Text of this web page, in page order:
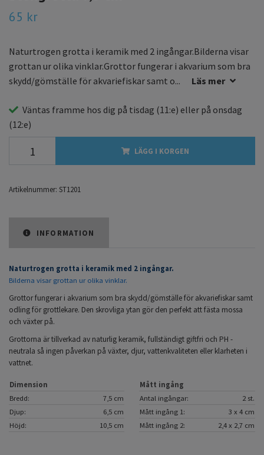
65 kr
Naturtrogen grotta i keramik med 2 ingångar.Bilderna visar
grottan ur olika vinklar.Grottor fungerar i akvarium som bra
skydd/gömställe för akvariefiskar samt o...
Läs mer
Väntas framme hos dig på tisdag (11:e) eller på onsdag
(12:e)
LÄGG I KORGEN
Artikelnummer: ST1201
INFORMATION
Naturtrogen grotta i keramik med 2 ingångar.
Bilderna visar grottan ur olika vinklar.
Grottor fungerar i akvarium som bra skydd/gömställe för akvariefiskar samt
odling för grottlekare. Den skrovliga ytan gör den perfekt att fästa mossa
och växter på.
Grottorna är tillverkad av naturlig keramik, fullständigt giftfri och PH -
neutrala så ingen påverkan på växter, djur, vattenkvaliteten eller klarheten i
vattnet.
Dimension
Mått ingång
Bredd:
7,5 cm Antal ingångar:
2 st.
Djup:
6,5 cm Mått ingång 1:
3 x 4 cm
Höjd:
10,5 cm Mått ingång 2: 2,4 x 2,7 cm